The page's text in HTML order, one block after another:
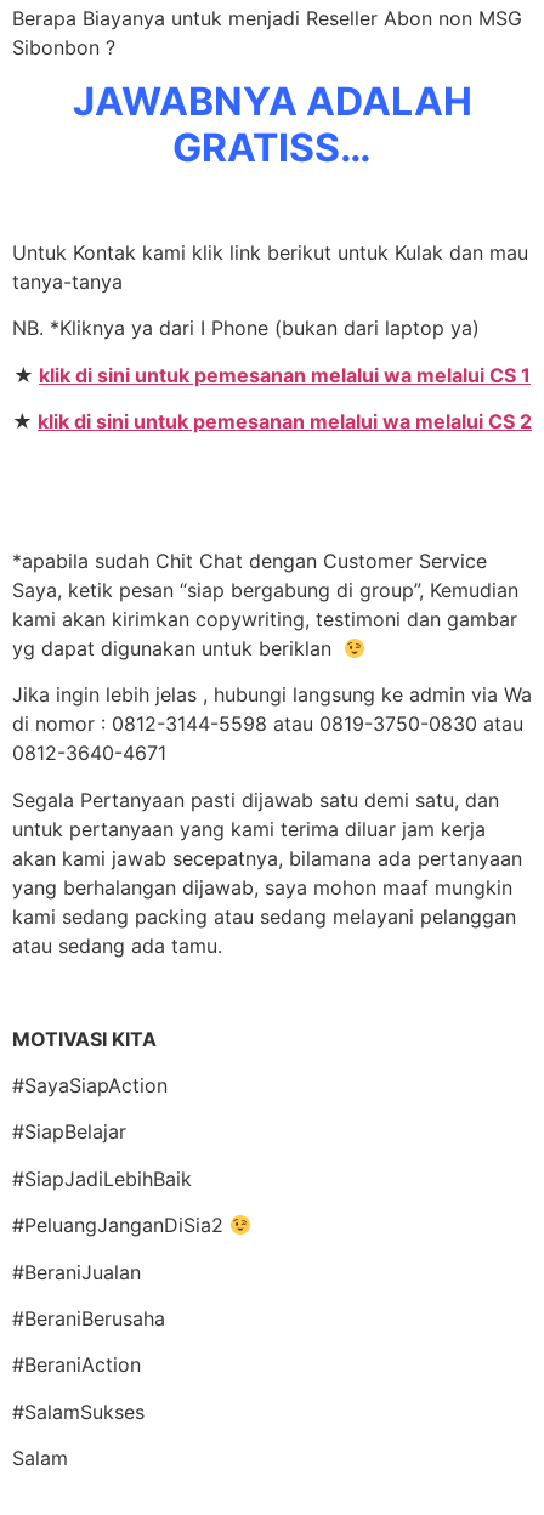
Berapa Biayanya untuk menjadi Reseller Abon non MSG
Sibonbon ?
JAWABNYA ADALAH
GRATISS…
Untuk Kontak kami klik link berikut untuk Kulak dan mau
tanya-tanya
NB. *Kliknya ya dari I Phone (bukan dari laptop ya)
★ klik di sini untuk pemesanan melalui wa melalui CS 1
★ klik di sini untuk pemesanan melalui wa melalui CS 2
*apabila sudah Chit Chat dengan Customer Service
Saya, ketik pesan “siap bergabung di group”, Kemudian
kami akan kirimkan copywriting, testimoni dan gambar
yg dapat digunakan untuk beriklan
Jika ingin lebih jelas , hubungi langsung ke admin via Wa
di nomor : 0812-3144-5598 atau 0819-3750-0830 atau
0812-3640-4671
Segala Pertanyaan pasti dijawab satu demi satu, dan
untuk pertanyaan yang kami terima diluar jam kerja
akan kami jawab secepatnya, bilamana ada pertanyaan
yang berhalangan dijawab, saya mohon maaf mungkin
kami sedang packing atau sedang melayani pelanggan
atau sedang ada tamu.
MOTIVASI KITA
#SayaSiapAction
#SiapBelajar
#SiapJadiLebihBaik
#PeluangJanganDiSia2
#BeraniJualan
#BeraniBerusaha
#BeraniAction
#SalamSukses
Salam